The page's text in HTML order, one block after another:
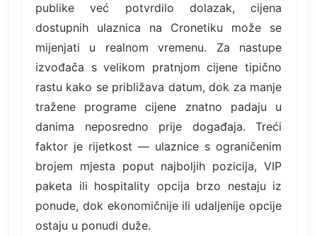
publike već potvrdilo dolazak, cijena
dostupnih ulaznica na Cronetiku može se
mijenjati u realnom vremenu. Za nastupe
izvođača s velikom pratnjom cijene tipično
rastu kako se približava datum, dok za manje
tražene programe cijene znatno padaju u
danima neposredno prije događaja. Treći
faktor je rijetkost — ulaznice s ograničenim
brojem mjesta poput najboljih pozicija, VIP
paketa ili hospitality opcija brzo nestaju iz
ponude, dok ekonomičnije ili udaljenije opcije
ostaju u ponudi duže.